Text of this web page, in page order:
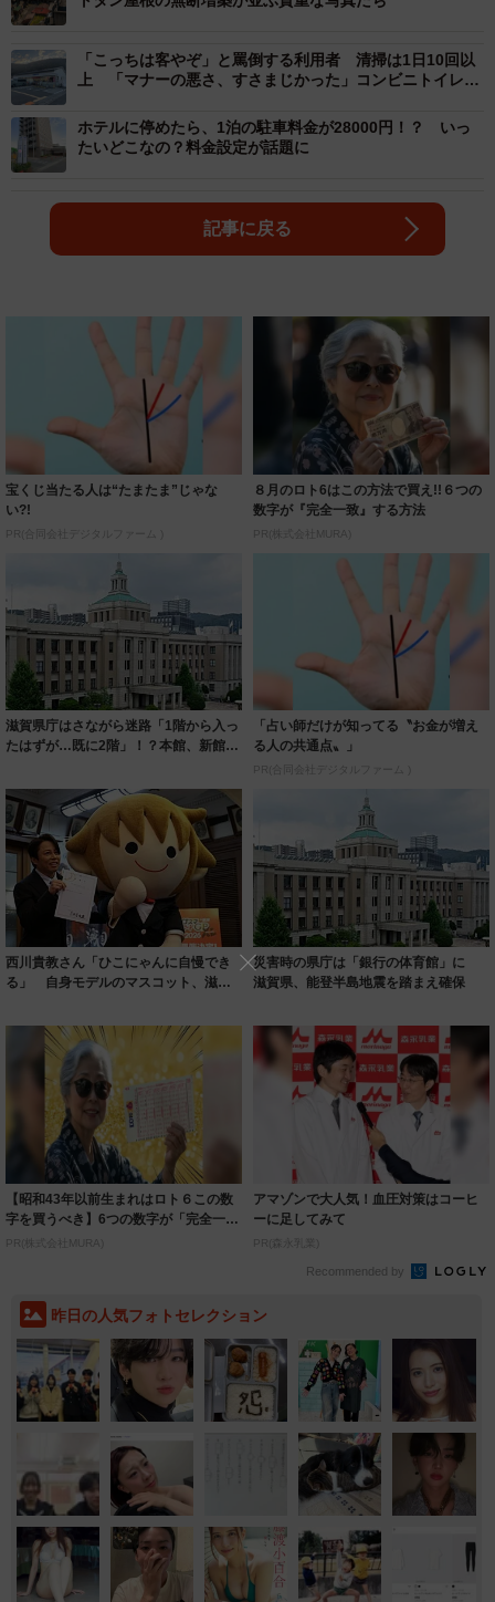
「こっちは客やぞ」と罵倒する利用者 清掃は1日10回以
上 「マナーの悪さ、すさまじかった」コンビニトイレを
ホテルに停めたら、1泊の駐車料金が28000円！？ いっ
たいどこなの？料金設定が話題に
記事に戻る
宝くじ当たる人は“たまたま”じゃな
い?!
PR(合同会社デジタルファーム )
８月のロト6はこの方法で買え!!６つの
数字が『完全一致』する方法
PR(株式会社MURA)
滋賀県庁はさながら迷路「1階から入っ
たはずが…既に2階」！？本館、新館、
「占い師だけが知ってる〝お金が増え
る人の共通点〟」
PR(合同会社デジタルファーム )
西川貴教さん「ひこにゃんに自慢でき
る」 自身モデルのマスコット、滋賀
災害時の県庁は「銀行の体育館」に
滋賀県、能登半島地震を踏まえ確保
【昭和43年以前生まれはロト６この数
字を買うべき】6つの数字が「完全一
致」する方...
PR(株式会社MURA)
アマゾンで大人気！血圧対策はコーヒ
ーに足してみて
PR(森永乳業)
Recommended by
昨日の人気フォトセレクション